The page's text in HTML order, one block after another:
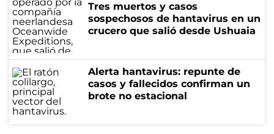
Tres muertos y casos
sospechosos de hantavirus en un
crucero que salió desde Ushuaia
Alerta hantavirus: repunte de
casos y fallecidos confirman un
brote no estacional